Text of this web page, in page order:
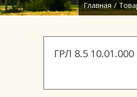
Главная /
ГРЛ 8.5